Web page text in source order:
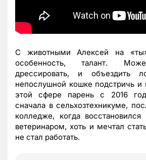
С животными Алексей на
особенность, талант.
дрессировать, и объездить
непослушной кошке подстричь и
этой сфере парень с 2016
сначала в сельхозтехникуме,
колледже, когда
ветеринаром, хоть и мечтал
не стал работать.